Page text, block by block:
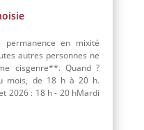
en mixité
autres personnes ne
cisgenre**. Quand ?
mois, de 18 h à 20 h.
2026 : 18 h - 20 hMardi